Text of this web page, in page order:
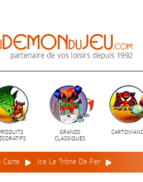
GRANDS
CLASSIQUES
Carte Jce Le Trône De Fer